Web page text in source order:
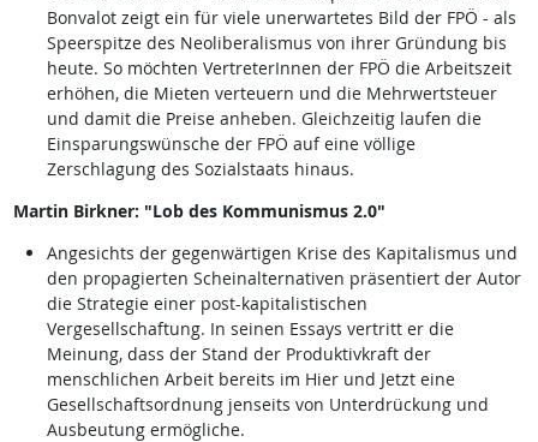
Bonvalot zeigt ein für viele unerwartetes Bild der FPÖ - als
Speerspitze des Neoliberalismus von ihrer Gründung bis
heute. So möchten VertreterInnen der FPÖ die Arbeitszeit
erhöhen, die Mieten verteuern und die Mehrwertsteuer
und damit die Preise anheben. Gleichzeitig laufen die
Einsparungswünsche der FPÖ auf eine völlige
Zerschlagung des Sozialstaats hinaus.
Martin Birkner: "Lob des Kommunismus 2.0"
Angesichts der gegenwärtigen Krise des Kapitalismus und
den propagierten Scheinalternativen präsentiert der Autor
die Strategie einer post-kapitalistischen
Vergesellschaftung. In seinen Essays vertritt er die
Meinung, dass der Stand der Produktivkraft der
menschlichen Arbeit bereits im Hier und Jetzt eine
Gesellschaftsordnung jenseits von Unterdrückung und
Ausbeutung ermögliche.